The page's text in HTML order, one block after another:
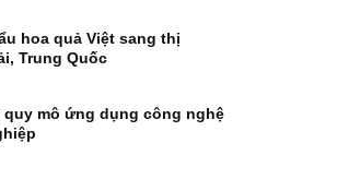
hoa quả Việt sang thị
Trung Quốc
quy mô ứng dụng công nghệ